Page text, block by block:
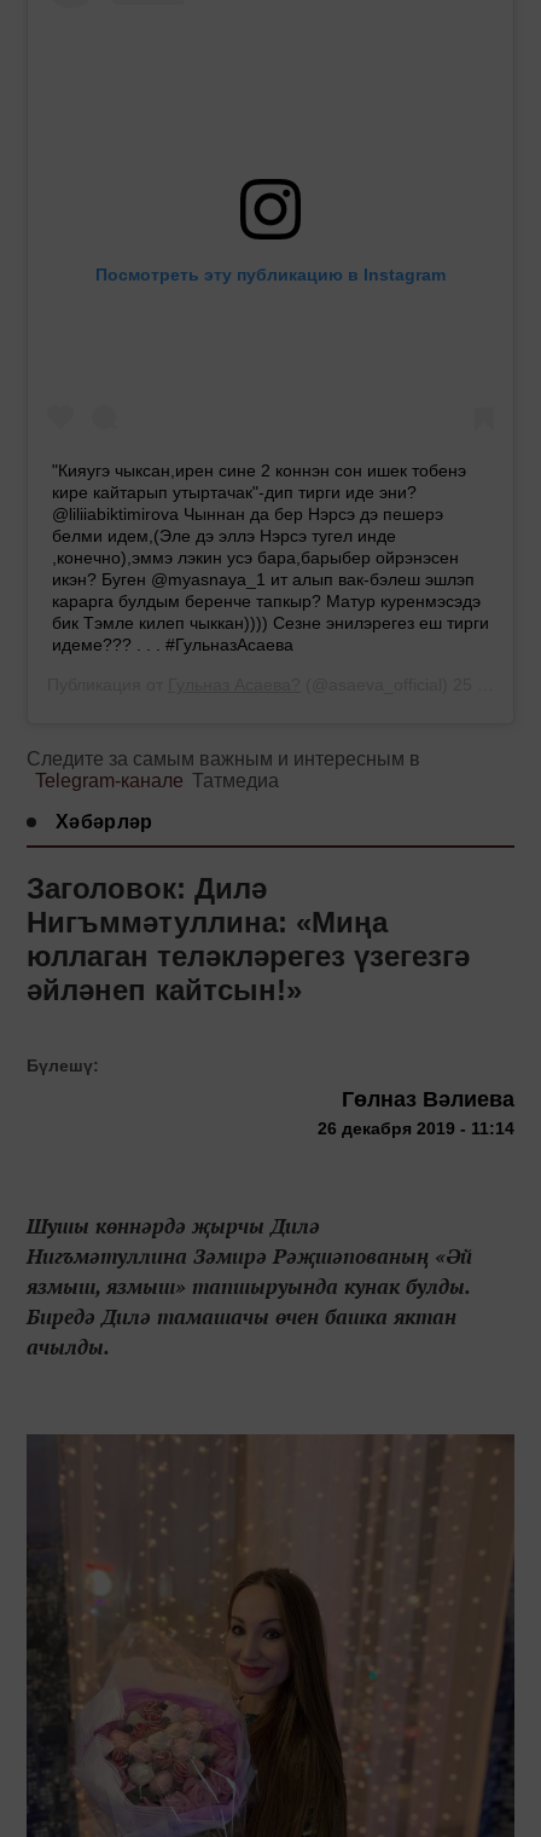
Посмотреть эту публикацию в Instagram
"Кияугэ чыксан,ирен сине 2 коннэн сон ишек тобенэ
кире кайтарып утыртачак"-дип тирги иде эни?
@liliiabiktimirova Чыннан да бер Нэрсэ дэ пешерэ
белми идем,(Эле дэ эллэ Нэрсэ тугел инде
,конечно),эммэ лэкин усэ бара,барыбер ойрэнэсен
икэн? Буген @myasnaya_1 ит алып вак-бэлеш эшлэп
карарга булдым беренче тапкыр? Матур куренмэсэдэ
бик Тэмле килеп чыккан)))) Сезне энилэрегез еш тирги
идеме??? . . . #ГульназАсаева
Следите за самым важным и интересным в
Telegram-канале Татмедиа
Хәбәрләр
Заголовок: Дилә
Нигъммәтуллина: «Миңа
юллаган теләкләрегез үзегезгә
әйләнеп кайтсын!»
Бүлешү:
Гөлназ Вәлиева
26 декабря 2019 - 11:14
Шушы көннәрдә җырчы Дилә
Нигъмәтуллина Зәмирә Рәҗшәпованың «Әй
язмыш, язмыш» тапшыруында кунак булды.
Биредә Дилә тамашачы өчен башка яктан
ачылды.